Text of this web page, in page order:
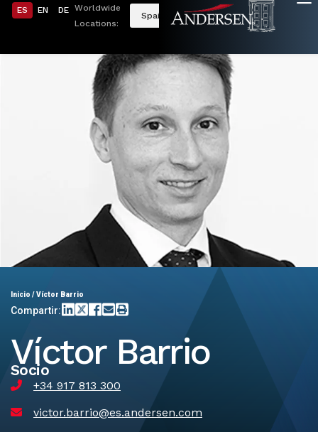
ES EN DE Worldwide
Locations:
Spain
Inicio /Víctor Barrio
Compartir:
Víctor Barrio
Socio
+34 917 813 300
victor.barrio@es.andersen.com